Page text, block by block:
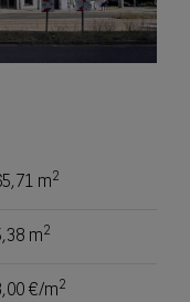
m2
m2
€/m2